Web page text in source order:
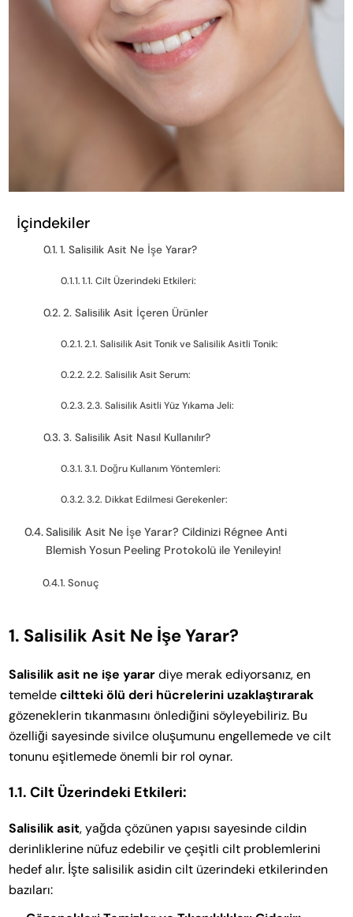
İçindekiler
1. Salisilik Asit Ne İşe Yarar?
1.1. Cilt Üzerindeki Etkileri:
2. Salisilik Asit İçeren Ürünler
2.1. Salisilik Asit Tonik ve Salisilik Asitli Tonik:
2.2. Salisilik Asit Serum:
2.3. Salisilik Asitli Yüz Yıkama Jeli:
3. Salisilik Asit Nasıl Kullanılır?
3.1. Doğru Kullanım Yöntemleri:
3.2. Dikkat Edilmesi Gerekenler:
Salisilik Asit Ne İşe Yarar? Cildinizi Régnee Anti
Blemish Yosun Peeling Protokolü ile Yenileyin!
Sonuç
1. Salisilik Asit Ne İşe Yarar?
Salisilik asit ne işe yarardiye merak ediyorsanız, en
temeldeciltteki ölü deri hücrelerini uzaklaştırarak
gözeneklerin tıkanmasını önlediğini söyleyebiliriz. Bu
özelliği sayesinde sivilce oluşumunu engellemede ve cilt
tonunu eşitlemede önemli bir rol oynar.
1.1. Cilt Üzerindeki Etkileri:
Salisilik asit, yağda çözünen yapısı sayesinde cildin
derinliklerine nüfuz edebilir ve çeşitli cilt problemlerini
hedef alır. İşte salisilik asidin cilt üzerindeki etkilerinden
bazıları: